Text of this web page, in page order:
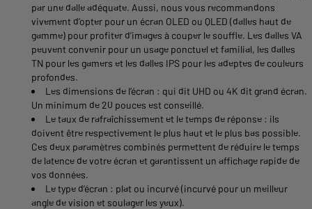
par une dalle adéquate. Aussi, nous vous recommandons
vivement d’opter pour un écran OLED ou QLED (dalles haut de
gamme) pour profiter d’images à couper le souffle. Les dalles VA
peuvent convenir pour un usage ponctuel et familial, les dalles
TN pour les gamers et les dalles IPS pour les adeptes de couleurs
profondes.
Les dimensions de l’écran : qui dit UHD ou 4K dit grand écran.
Un minimum de 20 pouces est conseillé.
Le taux de rafraîchissement et le temps de réponse : ils
doivent être respectivement le plus haut et le plus bas possible.
Ces deux paramètres combinés permettent de réduire le temps
de latence de votre écran et garantissent un affichage rapide de
vos données.
Le type d’écran : plat ou incurvé (incurvé pour un meilleur
angle de vision et soulager les yeux).